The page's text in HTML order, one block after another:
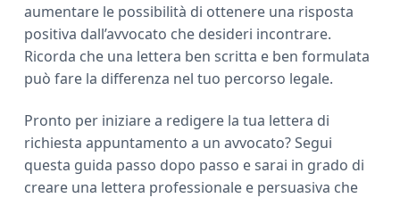
aumentare le possibilità di ottenere una risposta
positiva dall’avvocato che desideri incontrare.
Ricorda che una lettera ben scritta e ben formulata
può fare la differenza nel tuo percorso legale.
Pronto per iniziare a redigere la tua lettera di
richiesta appuntamento a un avvocato? Segui
questa guida passo dopo passo e sarai in grado di
creare una lettera professionale e persuasiva che